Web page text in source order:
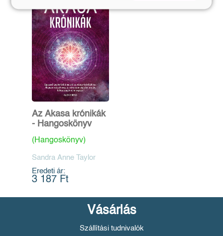
Az Akasa krónikák
- Hangoskönyv
(Hangoskönyv)
Sandra Anne Taylor
Eredeti ár:
3 187 Ft
Vásárlás
Szállítási tudnivalók